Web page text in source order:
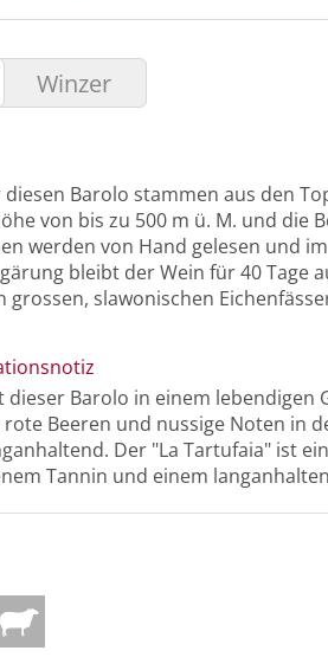
Winzer
Barolo stammen aus den
von bis zu 500 m ü. M. und die
werden von Hand gelesen und
bleibt der Wein für 40 Tage
grossen, slawonischen
dieser Barolo in einem
Beeren und nussige Noten in
Der "La Tartufaia" ist
Tannin und einem